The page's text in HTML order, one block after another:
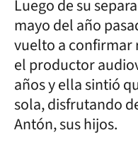
Luego de su
mayo del año
vuelto a confirmar
el productor
años y ella sintió
sola, disfrutando
Antón, sus hijos.